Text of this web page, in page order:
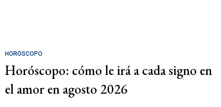
HORÓSCOPO
Horóscopo: cómo le irá a cada signo en
el amor en agosto 2026